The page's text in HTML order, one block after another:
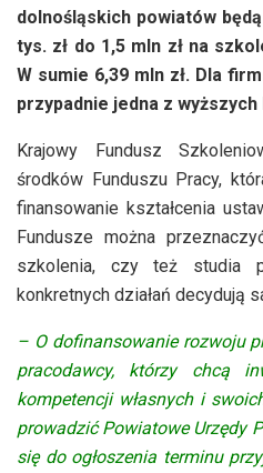
dolnośląskich powiatów
tys. zł do 1,5 mln zł na
W sumie 6,39 mln zł. Dla
przypadnie jedna z wyższych
Krajowy Fundusz
środków Funduszu Pracy,
finansowanie kształcenia
Fundusze można
szkolenia, czy też studia
konkretnych działań decydują
– O dofinansowanie rozwoju
pracodawcy, którzy chcą
kompetencji własnych i
prowadzić Powiatowe Urzędy
się do ogłoszenia terminu